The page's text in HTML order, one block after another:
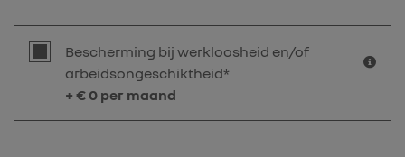
Bescherming bij werkloosheid en/of
arbeidsongeschiktheid*
+ €0 per maand